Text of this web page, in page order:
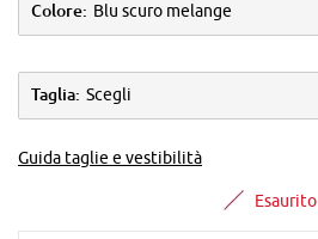
Colore: Blu scuro melange
Taglia: Scegli
Guida taglie e vestibilità
Esaurito